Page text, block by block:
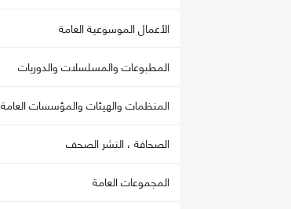
الأعمال الموسوعية العامة
المطبوعات والمسلسلات والدوريات
المنظمات والهيئات والمؤسسات العامة
الصحافة ، النشر الصحف
المجموعات العامة